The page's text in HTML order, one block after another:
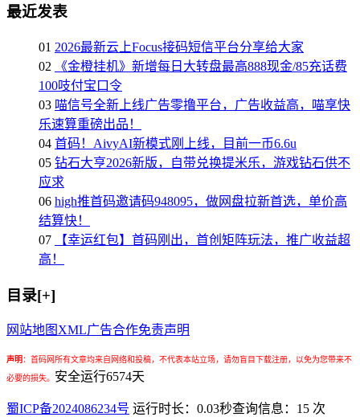
最近发表
01 2026最新云上Focus接码短信平台分享给大家
02
《金橙挂机》新增每日大转盘最高888现金/85充话费
100吱付宝口令
03 喵信号全新上线广告零撸平台，广告收益高，喵享快
乐速算重磅出品！
04 首码！AivyAI新模式刚上线，目前一币6.6u
05 钻石大亨2026新版，自带兑换提米乐，游戏钻石供不
应求
06 high推首码邀请码948095，做网盘拉新首选，单价高
结算快！
07
【幸运红包】首码刚出，首创矩阵玩法，推广收益超
高！
目录[+]
网站地图 XML广告合作免责声明
声明： 首码网所有文章均来自网络和投稿，不代表本站立场，请勿盲目下载注册，以免为您带来不
必要的损失。 安全运行6574天
蜀ICP备2024086234号 运行时长：0.03秒查询信息：15 次